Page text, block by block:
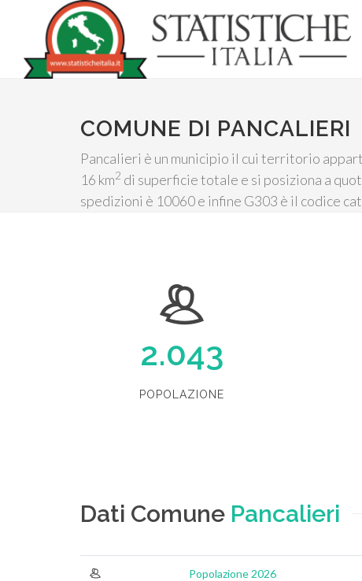
COMUNE DI PANCALIERI
Pancalieri è un municipio il cui territorio
16 km2 di superficie totale e si posiziona a
spedizioni è 10060 e infine G303 è il codice
2.043
POPOLAZIONE
Dati Comune Pancalieri
Popolazione 2026